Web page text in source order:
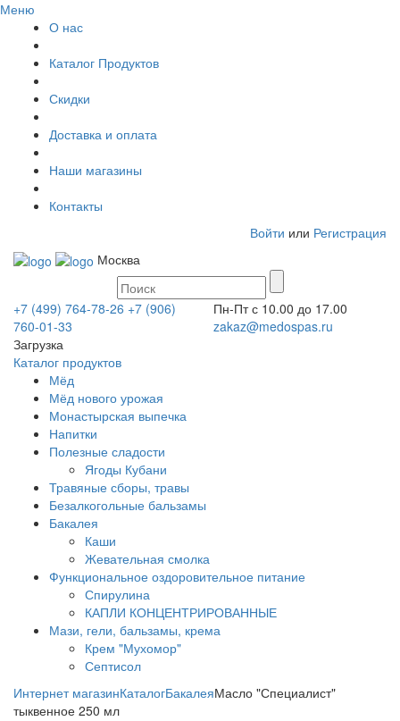
Меню
О нас
Каталог Продуктов
Скидки
Доставка и оплата
Наши магазины
Контакты
Войти или Регистрация
Москва
+7 (499) 764-78-26 +7 (906)
760-01-33
Пн-Пт с 10.00 до 17.00
zakaz@medospas.ru
Загрузка
Каталог продуктов
Мёд
Мёд нового урожая
Монастырская выпечка
Напитки
Полезные сладости
Ягоды Кубани
Травяные сборы, травы
Безалкогольные бальзамы
Бакалея
Каши
Жевательная смолка
Функциональное оздоровительное питание
Спирулина
КАПЛИ КОНЦЕНТРИРОВАННЫЕ
Мази, гели, бальзамы, крема
Крем "Мухомор"
Септисол
Интернет магазинКаталогБакалеяМасло "Специалист"
тыквенное 250 мл